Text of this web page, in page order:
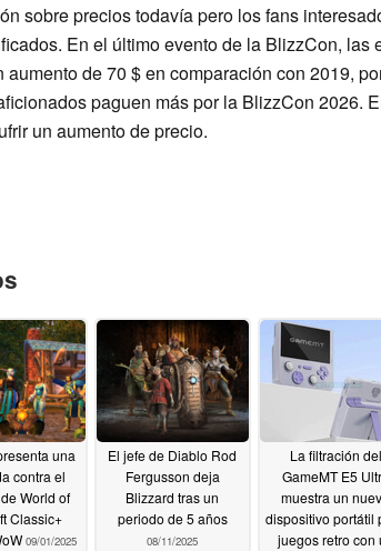
sobre precios todavía pero los fans
En el último evento de la BlizzCon, las
aumento de 70 $ en comparación con 2019,
paguen más por la BlizzCon 2026.
un aumento de precio.
una
contra el
World of
Classic+
09/01/2025
El jefe de Diablo Rod
Fergusson deja
Blizzard tras un
periodo de 5 años
08/11/2025
La filtración del
GameMT E5
muestra un
dispositivo portátil
juegos retro con